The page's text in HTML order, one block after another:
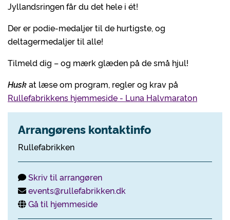
Jyllandsringen får du det hele i ét!
Der er podie-medaljer til de hurtigste, og
deltagermedaljer til alle!
Tilmeld dig – og mærk glæden på de små hjul!
Huskat læse om program, regler og krav på
Rullefabrikkens hjemmeside - Luna Halvmaraton
Arrangørens kontaktinfo
Rullefabrikken
Skriv til arrangøren
events@rullefabrikken.dk
Gå til hjemmeside